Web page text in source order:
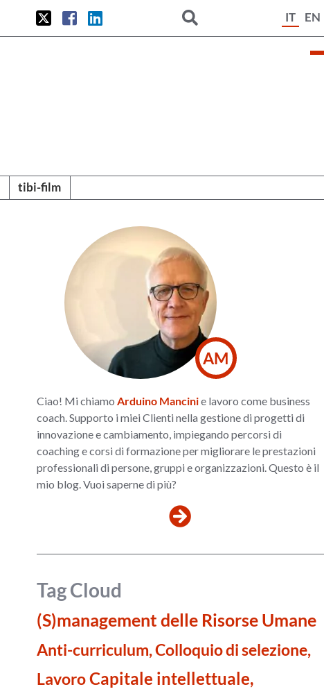
IT EN
tibi-film
AM
Ciao! Mi chiamo Arduino Mancinie lavoro come business
coach. Supporto i miei Clienti nella gestione di progetti di
innovazione e cambiamento, impiegando percorsi di
coaching e corsi di formazione per migliorare le prestazioni
professionali di persone, gruppi e organizzazioni. Questo è il
mio blog. Vuoi saperne di più?
Tag Cloud
(S)management delle Risorse Umane
Anti-curriculum, Colloquio di selezione,
LavoroCapitale intellettuale,